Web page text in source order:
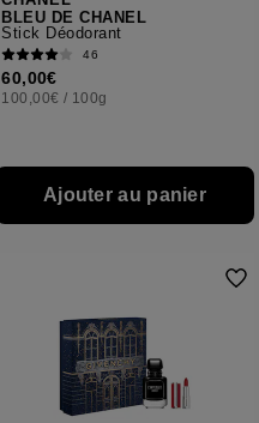
BLEU DE CHANEL
Stick Déodorant
46
60,00€
100,00€ / 100g
Ajouter au panier